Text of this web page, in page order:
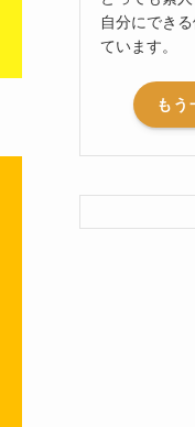
自分にでき
ています。
もう